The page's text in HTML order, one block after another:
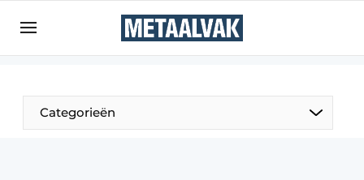
Bedrijven
Contact
Categorieën